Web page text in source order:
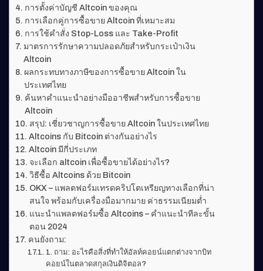
การตั้งค่าบัญชี Altcoin ของคุณ
การเลือกคู่การซื้อขาย Altcoin ที่เหมาะสม
การใช้คำสั่ง Stop-Loss และ Take-Profit
มาตรการรักษาความปลอดภัยสำหรับกระเป๋าเงิน
Altcoin
ผลกระทบทางภาษีของการซื้อขาย Altcoin ใน
ประเทศไทย
ค้นหาคำแนะนำอย่างมืออาชีพสำหรับการซื้อขาย
Altcoin
สรุป: เชี่ยวชาญการซื้อขาย Altcoin ในประเทศไทย
Altcoins กับ Bitcoin ต่างกันอย่างไร
Altcoin มีกี่ประเภท
จะเลือก altcoin เพื่อซื้อขายได้อย่างไร?
วิธีซื้อ Altcoins ด้วย Bitcoin
OKX – แพลตฟอร์มเทรดคริปโตเหรียญทางเลือกที่น่า
สนใจ พร้อมกับเครื่องมือมากมาย ค่าธรรมเนียมต่ำ
แนะนำแพลตฟอร์มซื้อ Altcoins – คำแนะนำทีละขั้น
ตอน 2024
คนยังถาม:
1. ถาม: อะไรคือสิ่งที่ทำให้อัลท์คอยน์แตกต่างจากบิท
คอยน์ในตลาดสกุลเงินดิจิตอล?